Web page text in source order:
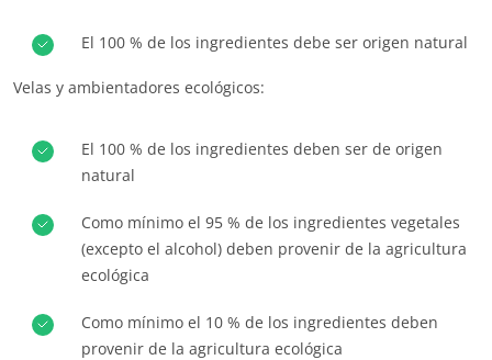
NUESTROS COMPROMISOS RSE
Avanzar con nuestros equipos
El 100 % de los ingredientes debe ser origen natural
Velas y ambientadores ecológicos:
El 100 % de los ingredientes deben ser de origen
natural
Como mínimo el 95 % de los ingredientes vegetales
(excepto el alcohol) deben provenir de la agricultura
ecológica
Como mínimo el 10 % de los ingredientes deben
provenir de la agricultura ecológica